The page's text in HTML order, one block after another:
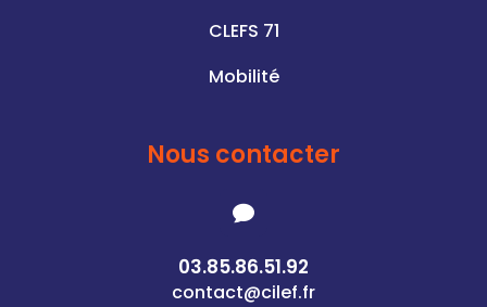
CLEFS 71
Mobilité
Nous contacter

03.85.86.51.92
contact@cilef.fr